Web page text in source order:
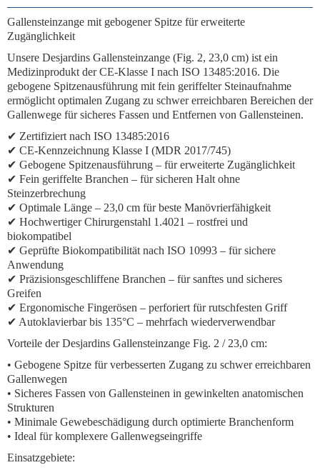
Gallensteinzange mit gebogener Spitze für erweiterte
Zugänglichkeit
Unsere Desjardins Gallensteinzange (Fig. 2, 23,0 cm) ist ein
Medizinprodukt der CE-Klasse I nach ISO 13485:2016. Die
gebogene Spitzenausführung mit fein geriffelter Steinaufnahme
ermöglicht optimalen Zugang zu schwer erreichbaren Bereichen der
Gallenwege für sicheres Fassen und Entfernen von Gallensteinen.
✔ Zertifiziert nach ISO 13485:2016
✔ CE-Kennzeichnung Klasse I (MDR 2017/745)
✔ Gebogene Spitzenausführung – für erweiterte Zugänglichkeit
✔ Fein geriffelte Branchen – für sicheren Halt ohne
Steinzerbrechung
✔ Optimale Länge – 23,0 cm für beste Manövrierfähigkeit
✔ Hochwertiger Chirurgenstahl 1.4021 – rostfrei und
biokompatibel
✔ Geprüfte Biokompatibilität nach ISO 10993 – für sichere
Anwendung
✔ Präzisionsgeschliffene Branchen – für sanftes und sicheres
Greifen
✔ Ergonomische Fingerösen – perforiert für rutschfesten Griff
✔ Autoklavierbar bis 135°C – mehrfach wiederverwendbar
Vorteile der Desjardins Gallensteinzange Fig. 2 / 23,0 cm:
• Gebogene Spitze für verbesserten Zugang zu schwer erreichbaren
Gallenwegen
• Sicheres Fassen von Gallensteinen in gewinkelten anatomischen
Strukturen
• Minimale Gewebeschädigung durch optimierte Branchenform
• Ideal für komplexere Gallenwegseingriffe
Einsatzgebiete: